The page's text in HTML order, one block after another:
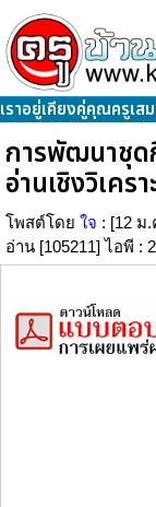
เราอยู่เคียงคู่คุณครูเส
การพัฒนาชุด
อ่านเชิงวิเคร
โพสต์โดย ใจ : [12 ม.
อ่าน [105211] ไอพี :